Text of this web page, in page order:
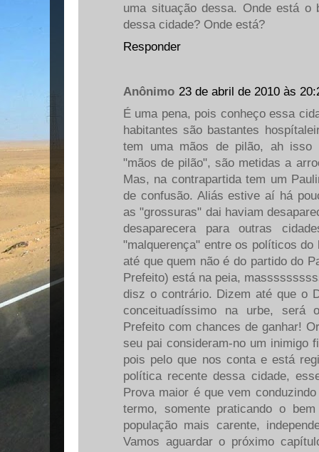
uma situação dessa. Onde está o
dessa cidade? Onde está?
Responder
Anônimo 23 de abril de 2010 às
É uma pena, pois conheço essa
habitantes são bastantes
tem uma mãos de pilão, ah
"mãos de pilão", são metidas a
Mas, na contrapartida tem um
de confusão. Aliás estive aí há
as "grossuras" dai haviam
desaparecera para outras
"malquerença" entre os políticos
até que quem não é do partido do
Prefeito) está na peia,
disz o contrário. Dizem até que o
conceituadíssimo na urbe, será
Prefeito com chances de ganhar!
seu pai consideram-no um inimigo
pois pelo que nos conta e está
política recente dessa cidade,
Prova maior é que vem
termo, somente praticando o
população mais carente,
Vamos aguardar o próximo